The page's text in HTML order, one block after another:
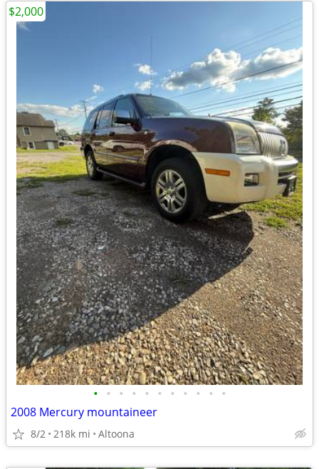
• • • • • • • • • • •
2008 Mercury mountaineer
8/2 218k mi Altoona
$2,000